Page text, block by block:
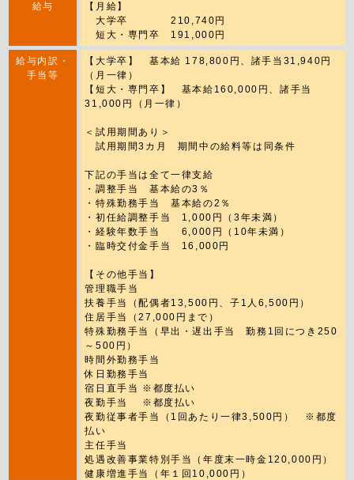
給与
【月給】
大学卒 210,740円
短大・専門卒 191,000円
給与内訳・
手当等
【大学卒】 基本給 178,800円、諸手当31,940円
（月一律）
【短大・専門卒】 基本給160,000円、諸手当
31,000円（月一律）
＜試用期間あり＞
試用期間3カ月 期間中の給料等は同条件
下記の手当は全て一律支給
・調整手当 基本給の3％
・特殊勤務手当 基本給の2％
・初任給調整手当 1,000円（3年未満）
・経験年数手当 6,000円（10年未満）
・臨時交付金手当 16,000円
【その他手当】
管理職手当
扶養手当（配偶者13,500円、子1人6,500円）
住居手当（27,000円まで）
特殊勤務手当（早出・遅出手当 勤務1回につき250
～500円）
時間外勤務手当
休日勤務手当
宿日直手当 ※都度払い
夜勤手当 ※都度払い
夜勤従事者手当（1回あたり一律3,500円） ※都度
払い
主任手当
処遇改善事業特別手当（年度末一時金120,000円）
健康増進手当（年１回10,000円）